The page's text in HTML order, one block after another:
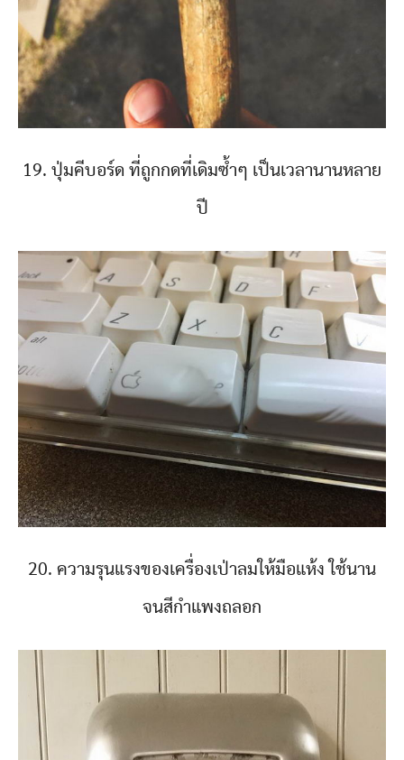
19. ปุ่มคีบอร์ด ที่ถูกกดที่เดิมซ้ำๆ เป็นเวลานานหลาย
ปี
20. ความรุนแรงของเครื่องเป่าลมให้มือแห้ง ใช้นาน
จนสีกำแพงถลอก